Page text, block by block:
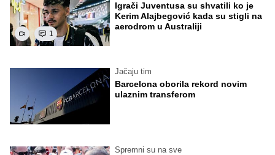
1
Igrači Juventusa su shvatili ko je
Kerim Alajbegović kada su stigli na
aerodrom u Australiji
Jačaju tim
Barcelona oborila rekord novim
ulaznim transferom
Spremni su na sve